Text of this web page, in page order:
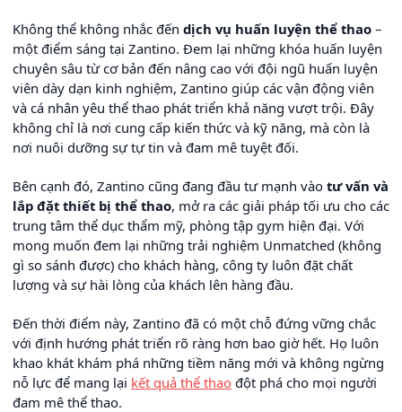
Không thể không nhắc đến dịch vụ huấn luyện thể thao –
một điểm sáng tại Zantino. Đem lại những khóa huấn luyện
chuyên sâu từ cơ bản đến nâng cao với đội ngũ huấn luyện
viên dày dạn kinh nghiệm, Zantino giúp các vận động viên
và cá nhân yêu thể thao phát triển khả năng vượt trội. Đây
không chỉ là nơi cung cấp kiến thức và kỹ năng, mà còn là
nơi nuôi dưỡng sự tự tin và đam mê tuyệt đối.
Bên cạnh đó, Zantino cũng đang đầu tư mạnh vào tư vấn và
lắp đặt thiết bị thể thao, mở ra các giải pháp tối ưu cho các
trung tâm thể dục thẩm mỹ, phòng tập gym hiện đại. Với
mong muốn đem lại những trải nghiệm Unmatched (không
gì so sánh được) cho khách hàng, công ty luôn đặt chất
lượng và sự hài lòng của khách lên hàng đầu.
Đến thời điểm này, Zantino đã có một chỗ đứng vững chắc
với định hướng phát triển rõ ràng hơn bao giờ hết. Họ luôn
khao khát khám phá những tiềm năng mới và không ngừng
nỗ lực để mang lại kết quả thể thao đột phá cho mọi người
đam mê thể thao.